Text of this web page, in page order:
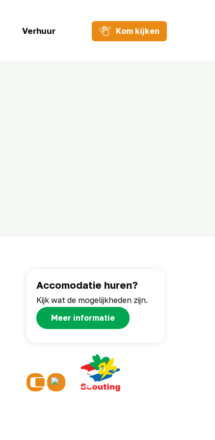
Verhuur Kom kijken
Accomodatie huren?
Kijk wat de mogelijkheden zijn.
Meer informatie